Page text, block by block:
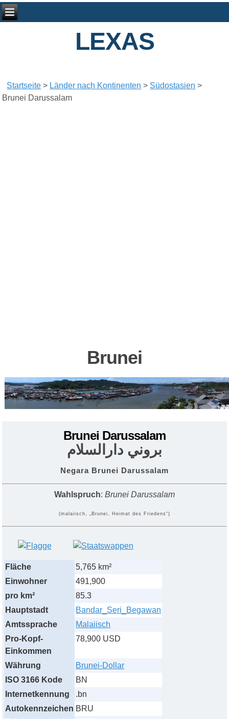
LEXAS
Startseite > Länder nach Kontinenten > Südostasien >
Brunei Darussalam
Brunei
Brunei Darussalam
بروني دارالسلام
Negara Brunei Darussalam
Wahlspruch: Brunei Darussalam
(malaiisch, „Brunei, Heimat des Friedens“)
Fläche
5,765 km²
Einwohner
491,900
pro km²
85.3
Hauptstadt
Bandar_Seri_Begawan
Amtssprache
Malaiisch
Pro-Kopf-
Einkommen
78,900 USD
Währung
Brunei-Dollar
ISO 3166 Kode
BN
Internetkennung
.bn
Autokennzeichen BRU